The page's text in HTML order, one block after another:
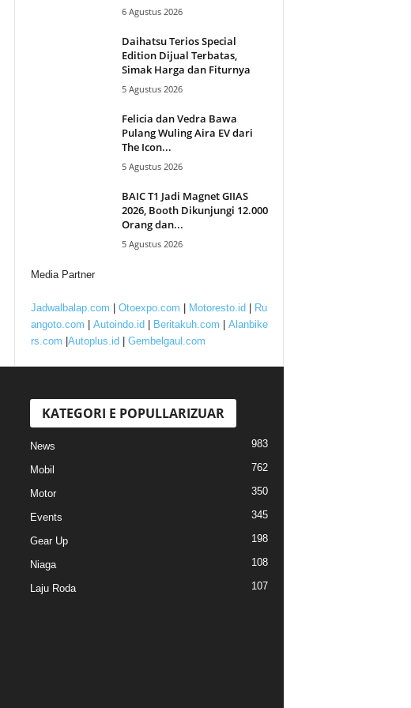
6 Agustus 2026
Daihatsu Terios Special
Edition Dijual Terbatas,
Simak Harga dan Fiturnya
5 Agustus 2026
Felicia dan Vedra Bawa
Pulang Wuling Aira EV dari
The Icon...
5 Agustus 2026
BAIC T1 Jadi Magnet GIIAS
2026, Booth Dikunjungi 12.000
Orang dan...
5 Agustus 2026
Media Partner
Jadwalbalap.com Otoexpo.com Motoresto.id
Ru
angoto.com
Autoindo.id Beritakuh.com
Alanbike
rs.com Autoplus.id Gembelgaul.com
KATEGORI E POPULLARIZUAR
News 983
Mobil 762
Motor 350
Events 345
Gear Up 198
Niaga 108
Laju Roda 107